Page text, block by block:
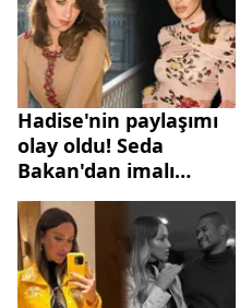
Hadise'nin paylaşımı
olay oldu! Seda
Bakan'dan imalı
sözler...